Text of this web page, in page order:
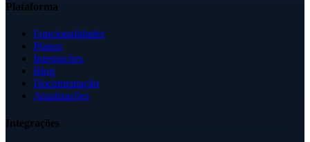
Plataforma
Funcionalidades
Planos
Integrações
Blog
Documentação
Atualizações
Integrações